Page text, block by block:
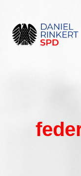
springen